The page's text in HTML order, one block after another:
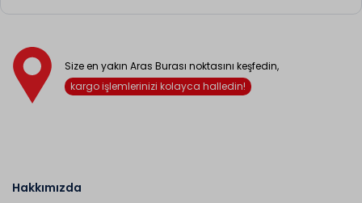
Size en yakın Aras Burası noktasını keşfedin,
kargo işlemlerinizi kolayca halledin!
Hakkımızda